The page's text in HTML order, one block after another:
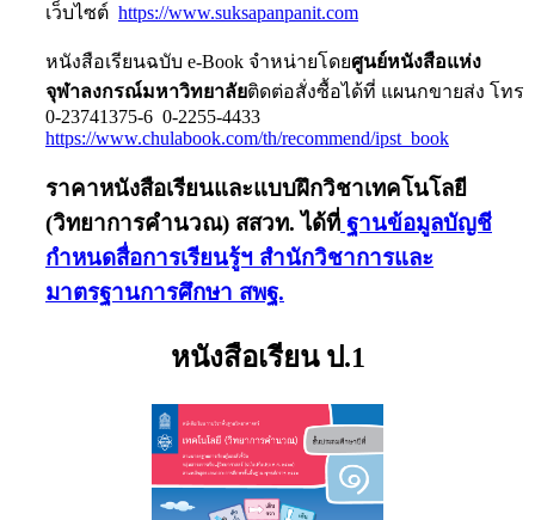
เว็บไซต์ https://www.suksapanpanit.com
หนังสือเรียนฉบับ e-Book จำหน่ายโดยศูนย์หนังสือแห่ง
จุฬาลงกรณ์มหาวิทยาลัยติดต่อสั่งซื้อได้ที่ แผนกขายส่ง โทร
0-23741375-6 0-2255-4433
https://www.chulabook.com/th/recommend/ipst_book
ราคาหนังสือเรียนและแบบฝึกวิชาเทคโนโลยี
(วิทยาการคำนวณ) สสวท. ได้ที่ ฐานข้อมูลบัญชี
กำหนดสื่อการเรียนรู้ฯ สำนักวิชาการและ
มาตรฐานการศึกษา สพฐ.
หนังสือเรียน ป.1